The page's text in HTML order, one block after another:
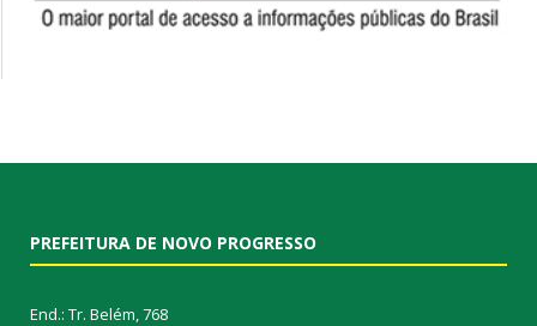
PREFEITURA DE NOVO PROGRESSO
End.: Tr. Belém, 768